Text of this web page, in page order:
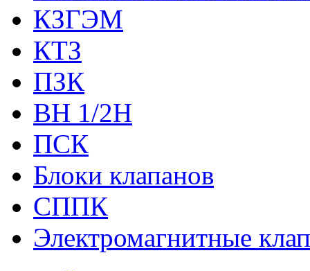
КЗГЭМ
КТЗ
ПЗК
ВН 1/2Н
ПСК
Блоки клапанов
СППК
Электромагнитные